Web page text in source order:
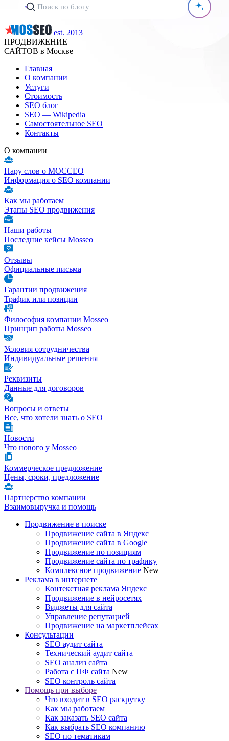
est. 2013
ПРОДВИЖЕНИЕ
САЙТОВ в Москве
Главная
О компании
Услуги
Стоимость
SEO блог
SEO — Wikipedia
Самостоятельное SEO
Контакты
О компании
Пару слов о МОССЕО
Информация о SEO компании
Как мы работаем
Этапы SEO продвижения
Наши работы
Последние кейсы Mosseo
Отзывы
Официальные письма
Гарантии продвижения
Трафик или позиции
Философия компании Mosseo
Принцип работы Mosseo
Условия сотрудничества
Индивидуальные решения
Реквизиты
Данные для договоров
Вопросы и ответы
Все, что хотели знать о SEO
Новости
Что нового у Mosseo
Коммерческое предложение
Цены, сроки, предложение
Партнерство компании
Взаимовыручка и помощь
Продвижение в поиске
Продвижение сайта в Яндекс
Продвижение сайта в Google
Продвижение по позициям
Продвижение сайта по трафику
Комплексное продвижение New
Реклама в интернете
Контекстная реклама Яндекс
Продвижение в нейросетях
Виджеты для сайта
Управление репутацией
Продвижение на маркетплейсах
Консультации
SEO аудит сайта
Технический аудит сайта
SEO анализ сайта
Работа с ПФ сайта New
SEO контроль сайта
Помощь при выборе
Что входит в SEO раскрутку
Как мы работаем
Как заказать SEO сайта
Как выбрать SEO компанию
SEO по тематикам